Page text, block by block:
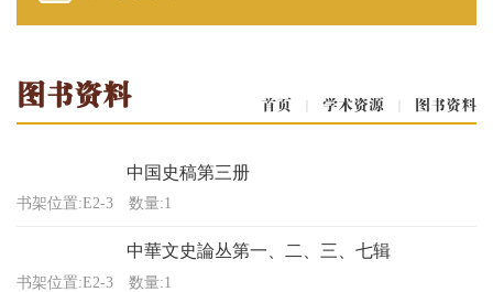
首页 | 学术资源 | 图书资料
图书资料
中国史稿第三册
书架位置:E2-3 数量:1
中華文史論丛第一、二、三、七辑
书架位置:E2-3 数量:1